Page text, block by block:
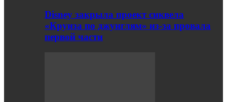
Disney закрыла проект сиквела
«Круиза по джунглям» из-за провала
первой части